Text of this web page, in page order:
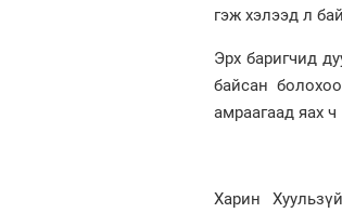
гэж хэлээд л
Эрх баригчид
байсан
амраагаад яах
Харин